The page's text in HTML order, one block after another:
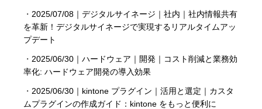
・ 2025/07/08｜デジタルサイネージ｜社内｜社内情報共有
を革新！デジタルサイネージで実現するリアルタイムアッ
プデート
・ 2025/06/30｜ハードウェア｜開発｜コスト削減と業務効
率化: ハードウェア開発の導入効果
・ 2025/06/30｜kintone プラグイン｜活用と選定｜カスタ
ムプラグインの作成ガイド：kintone をもっと便利に